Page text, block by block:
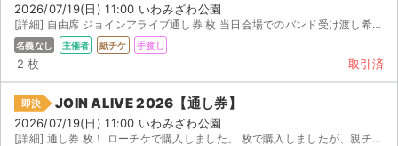
不正転売禁止法について
チケットジャムの取り組み
音楽情報
2026/07/19(日) 11:00 いわみざわ公園
[詳細] 自由席 ジョインアライブ通し券 枚 当日会場でのバンド受け渡し希望です その他質問等があれば受...
名義なし 主催者 紙チケ 手渡し
2 枚 取引済
即決 JOIN ALIVE 2026【通し券】
2026/07/19(日) 11:00 いわみざわ公園
[詳細] 通し券 枚！ ローチケで購入しました。 枚で購入しましたが、親チケッ...